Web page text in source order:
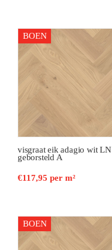
BOEN
visgraat eik adagio wit LN
geborsteld A
€117,95 per m²
BOEN